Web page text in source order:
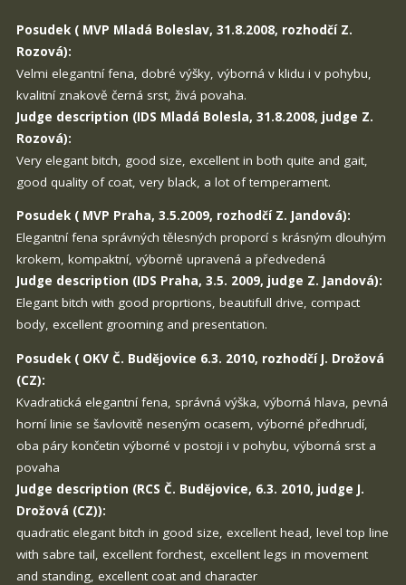
Posudek ( MVP Mladá Boleslav, 31.8.2008, rozhodčí Z.
Rozová):
Velmi elegantní fena, dobré výšky, výborná v klidu i v pohybu,
kvalitní znakově černá srst, živá povaha.
Judge description (IDS Mladá Bolesla, 31.8.2008, judge Z.
Rozová):
Very elegant bitch, good size, excellent in both quite and gait,
good quality of coat, very black, a lot of temperament.
Posudek ( MVP Praha, 3.5.2009, rozhodčí Z. Jandová):
Elegantní fena správných tělesných proporcí s krásným dlouhým
krokem, kompaktní, výborně upravená a předvedená
Judge description (IDS Praha, 3.5. 2009, judge Z. Jandová):
Elegant bitch with good proprtions, beautifull drive, compact
body, excellent grooming and presentation.
Posudek ( OKV Č. Budějovice 6.3. 2010, rozhodčí J. Drožová
(CZ):
Kvadratická elegantní fena, správná výška, výborná hlava, pevná
horní linie se šavlovitě neseným ocasem, výborné předhrudí,
oba páry končetin výborné v postoji i v pohybu, výborná srst a
povaha
Judge description (RCS Č. Budějovice, 6.3. 2010, judge J.
Drožová (CZ)):
quadratic elegant bitch in good size, excellent head, level top line
with sabre tail, excellent forchest, excellent legs in movement
and standing, excellent coat and character